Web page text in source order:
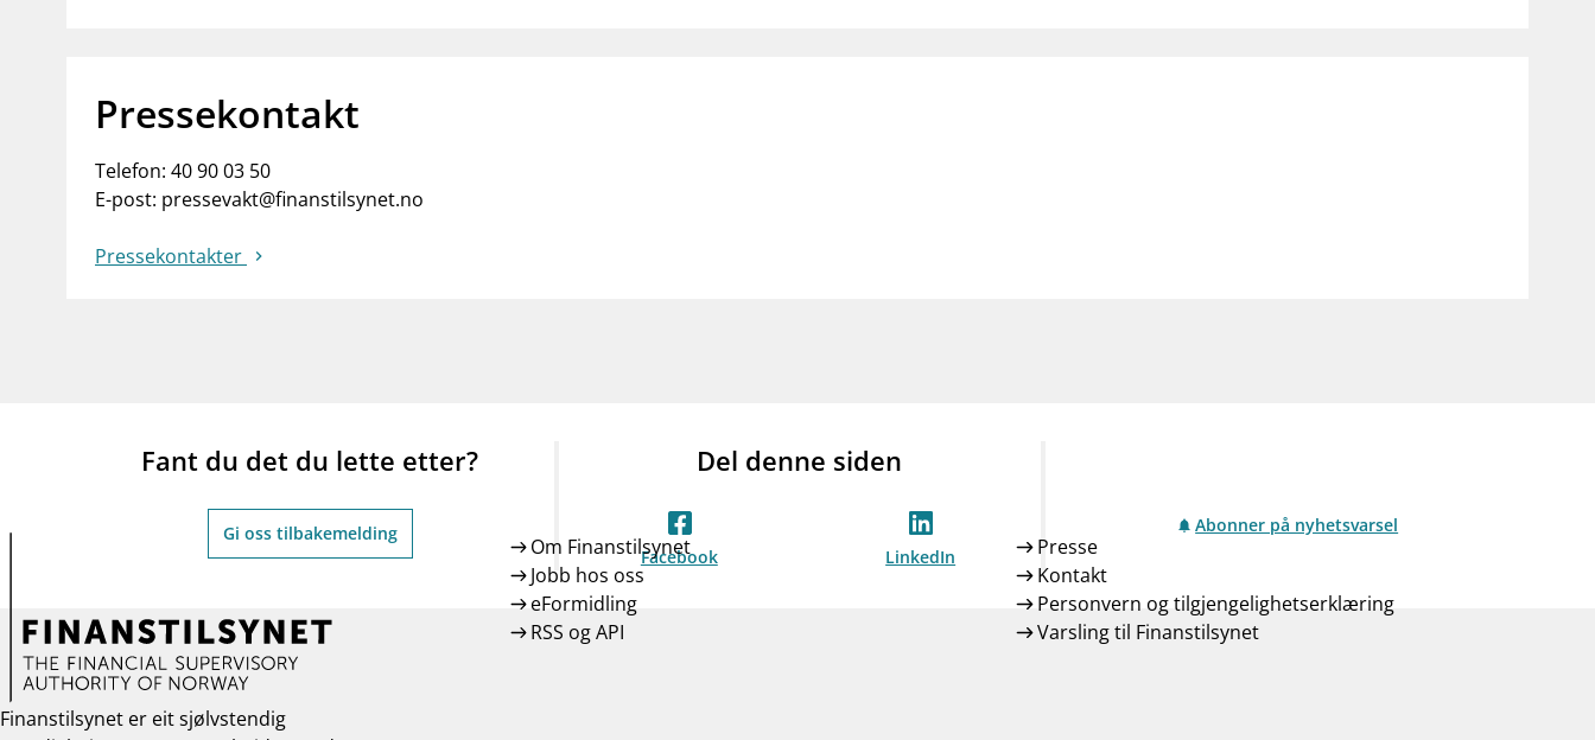
Pressekontakt
Telefon: 40 90 03 50
E-post: pressevakt@finanstilsynet.no
Pressekontakter
Fant du det du lette etter?
Gi oss tilbakemelding
Del denne siden
Facebook LinkedIn
Abonner på nyhetsvarsel
Finanstilsynet er eit sjølvstendig
Om Finanstilsynet
Presse
Jobb hos oss
Kontakt
eFormidling
Personvern og tilgjengelighetserklæring
RSS og API
Varsling til Finanstilsynet